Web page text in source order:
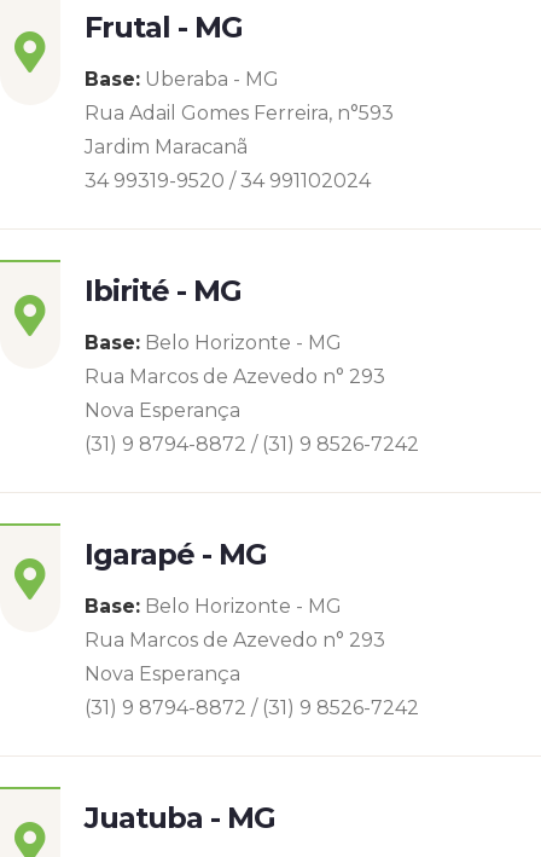
Frutal - MG
Base: Uberaba - MG
Rua Adail Gomes Ferreira, n°593
Jardim Maracanã
34 99319-9520 / 34 991102024
Ibirité - MG
Base: Belo Horizonte - MG
Rua Marcos de Azevedo n° 293
Nova Esperança
(31) 9 8794-8872 / (31) 9 8526-7242
Igarapé - MG
Base: Belo Horizonte - MG
Rua Marcos de Azevedo n° 293
Nova Esperança
(31) 9 8794-8872 / (31) 9 8526-7242
Juatuba - MG